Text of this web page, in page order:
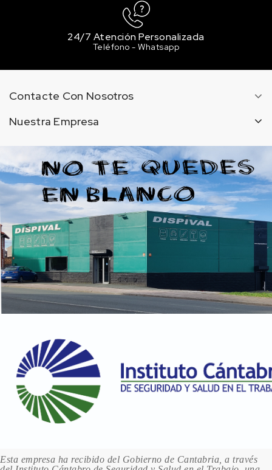
24/7 Atención Personalizada
Teléfono - Whatsapp
Contacte Con Nosotros
Nuestra Empresa
Esta empresa ha recibido del Gobierno de Cantabria, a través